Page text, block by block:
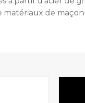
de